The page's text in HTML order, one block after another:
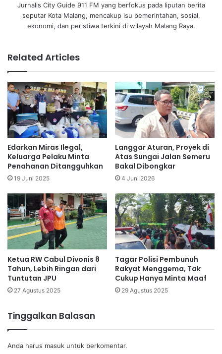
Jurnalis City Guide 911 FM yang berfokus pada liputan berita
seputar Kota Malang, mencakup isu pemerintahan, sosial,
ekonomi, dan peristiwa terkini di wilayah Malang Raya.
Related Articles
Edarkan Miras Ilegal,
Keluarga Pelaku Minta
Penahanan Ditangguhkan
19 Juni 2025
Langgar Aturan, Proyek di
Atas Sungai Jalan Semeru
Bakal Dibongkar
4 Juni 2026
Ketua RW Cabul Divonis 8
Tahun, Lebih Ringan dari
Tuntutan JPU
27 Agustus 2025
Tagar Polisi Pembunuh
Rakyat Menggema, Tak
Cukup Hanya Minta Maaf
29 Agustus 2025
Tinggalkan Balasan
Anda harus masuk untuk berkomentar.